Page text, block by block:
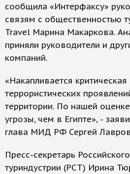
сообщила «Интерфаксу»
связям с общественностью
Travel Марина Макаркова.
приняли руководители и
компаний.
«Накапливается критическая
террористических
территории. По нашей
угрозы, чем в Египте», -
глава МИД РФ Сергей
Пресс-секретарь
туриндустрии (РСТ) Ирина